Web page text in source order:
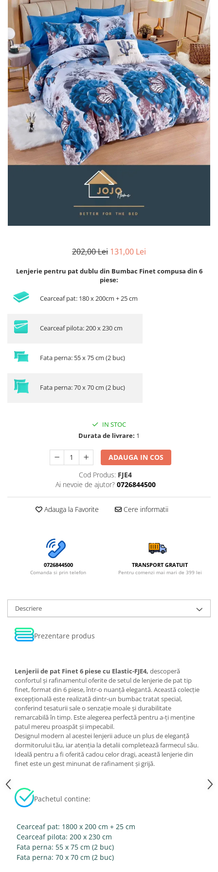
Lenjerii Creponate
Lenjerii de finet Iprimate Digital
Lenjerii de pat Bumbac 100%
Lenjerii de pat Finet + 2 Draperii
Lenjerii de pat Saten 4 piese cu
elastic
202,00 Lei 131,00 Lei
Lenjerie pentru pat dublu din Bumbac Finet compusa din 6
piese:
Cearceaf pat: 180 x 200cm + 25 cm
Cearceaf pilota: 200 x 230 cm
Fata perna: 55 x 75 cm (2 buc)
Fata perna: 70 x 70 cm (2 buc)
IN STOC
Durata de livrare: 1
ADAUGA IN COS
Cod Produs: FJE4
Ai nevoie de ajutor? 0726844500
Adauga la Favorite Cere informatii
0726844500
Comanda si prin telefon
TRANSPORT GRATUIT
Pentru comenzi mai mari de 399 lei
Descriere
Prezentare produs
Lenjerii de pat Finet 6 piese cu Elastic-FJE4, descoperă
confortul și rafinamentul oferite de setul de lenjerie de pat tip
finet, format din 6 piese, într-o nuanță elegantă. Această colecție
excepțională este realizată dintr-un bumbac tratat special,
conferind tesaturii sale o senzație moale și durabilitate
remarcabilă în timp. Este alegerea perfectă pentru a-ți menține
patul mereu proaspăt și impecabil.
Designul modern al acestei lenjerii aduce un plus de eleganță
dormitorului tău, iar atenția la detalii completează farmecul său.
Ideală pentru a fi oferită cadou celor dragi, această lenjerie din
finet este un gest minunat de rafinament și grijă.
Pachetul contine:
Cearceaf pat: 1800 x 200 cm + 25 cm
Cearceaf pilota: 200 x 230 cm
Fata perna: 55 x 75 cm (2 buc)
Fata perna: 70 x 70 cm (2 buc)